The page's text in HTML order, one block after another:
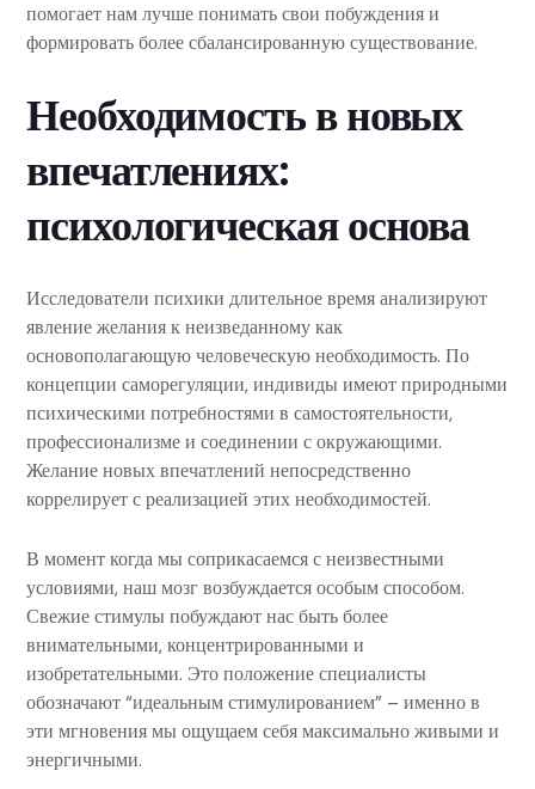
помогает нам лучше понимать свои побуждения и
формировать более сбалансированную существование.
Необходимость в новых
впечатлениях:
психологическая основа
Исследователи психики длительное время анализируют
явление желания к неизведанному как
основополагающую человеческую необходимость. По
концепции саморегуляции, индивиды имеют природными
психическими потребностями в самостоятельности,
профессионализме и соединении с окружающими.
Желание новых впечатлений непосредственно
коррелирует с реализацией этих необходимостей.
В момент когда мы соприкасаемся с неизвестными
условиями, наш мозг возбуждается особым способом.
Свежие стимулы побуждают нас быть более
внимательными, концентрированными и
изобретательными. Это положение специалисты
обозначают “идеальным стимулированием” – именно в
эти мгновения мы ощущаем себя максимально живыми и
энергичными.